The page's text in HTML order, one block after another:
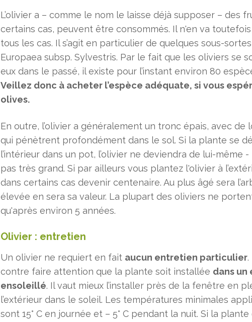
L’olivier a – comme le nom le laisse déjà supposer – des
certains cas, peuvent être consommés. Il n'en va
tous les cas. Il s’agit en particulier de quelques sous-
Europaea subsp. Sylvestris. Par le fait que les oliviers se
eux dans le passé, il existe pour l’instant environ 80
Veillez donc à acheter l’espèce adéquate, si vous
olives.
En outre, l’olivier a généralement un tronc épais, avec de
qui pénètrent profondément dans le sol. Si la plante se
l’intérieur dans un pot, l’olivier ne deviendra de lui-même
pas très grand. Si par ailleurs vous plantez l'olivier à
dans certains cas devenir centenaire. Au plus âgé sera
élevée en sera sa valeur. La plupart des oliviers ne
qu'après environ 5 années.
Olivier : entretien
Un olivier ne requiert en fait aucun entretien particulier.
contre faire attention que la plante soit installée dans un
ensoleillé. Il vaut mieux l’installer près de la fenêtre en
l’extérieur dans le soleil. Les températures minimales
sont 15° C en journée et – 5° C pendant la nuit. Si la plante